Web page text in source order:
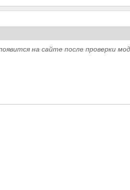
на сайте после проверки